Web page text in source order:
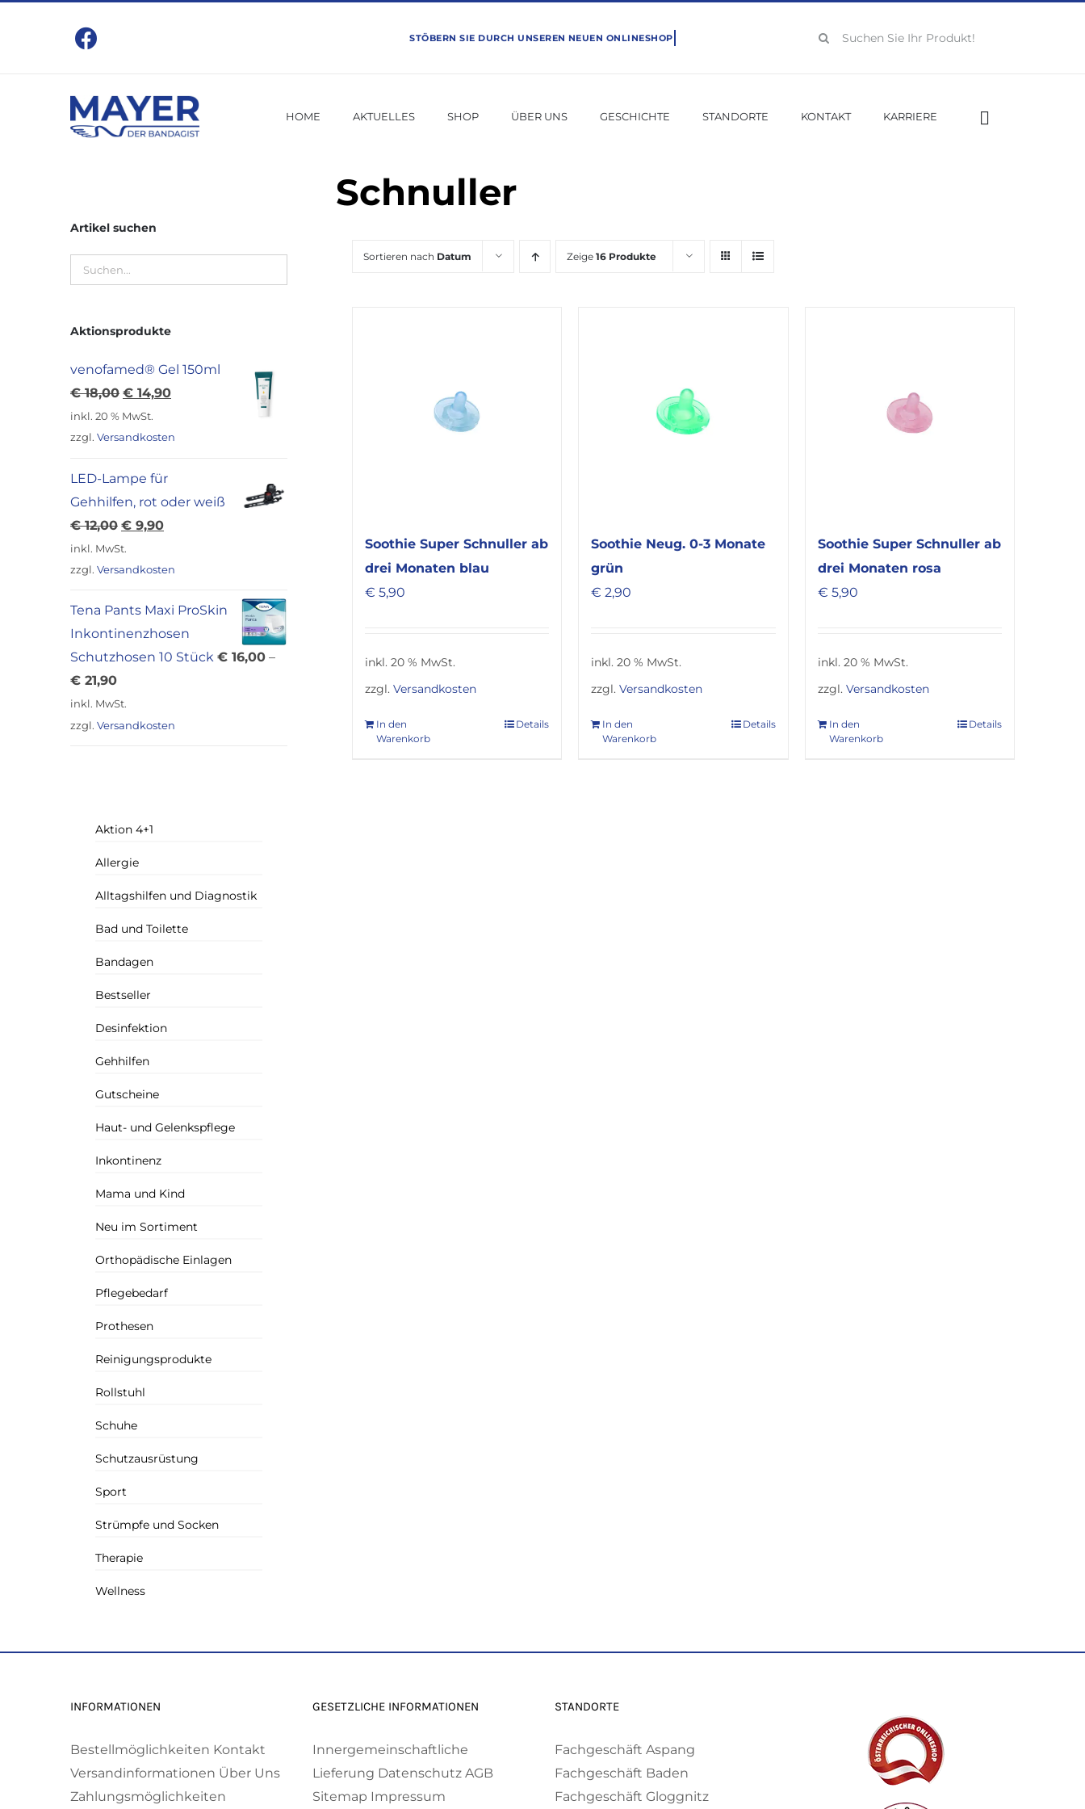
Suche
HOME AKTUELLES SHOP ÜBER UNS GESCHICHTE STANDORTE KONTAKT KARRIERE
Schnuller
Sortieren nach Datum Zeige16 Produkte
Soothie Super Schnuller ab
drei Monaten blau
€ 5,90
inkl. 20 % MwSt.
zzgl.Versandkosten
In den
Warenkorb
Details
Soothie Neug. 0-3 Monate
grün
€ 2,90
inkl. 20 % MwSt.
zzgl.Versandkosten
In den
Warenkorb
Details
Soothie Super Schnuller ab
drei Monaten rosa
€ 5,90
inkl. 20 % MwSt.
zzgl. Versandkosten
In den
Warenkorb
Details
Artikel suchen
Aktionsprodukte
venofamed® Gel 150ml
€18,00 Ursprünglicher
Preis
war:
€ 14,90Aktueller
ist:
inkl. 20 % MwSt.
zzgl. Versandkosten
LED-Lampe für
Gehhilfen, rot oder weiß
€12,00 Ursprünglicher
Preis
war:
€ 9,90Aktueller
ist:
inkl. MwSt.
zzgl. Versandkosten
Tena Pants Maxi ProSkin
Inkontinenzhosen
Schutzhosen 10 Stück € 16,00 –
€ 21,90
inkl. MwSt.
zzgl. Versandkosten
Aktion 4+1
Allergie
Alltagshilfen und Diagnostik
Bad und Toilette
Bandagen
Bestseller
Desinfektion
Gehhilfen
Gutscheine
Haut- und Gelenkspflege
Inkontinenz
Mama und Kind
Neu im Sortiment
Orthopädische Einlagen
Pflegebedarf
Prothesen
Reinigungsprodukte
Rollstuhl
Schuhe
Schutzausrüstung
Sport
Strümpfe und Socken
Therapie
Wellness
INFORMATIONEN
Bestellmöglichkeiten Kontakt
Versandinformationen Über Uns
Zahlungsmöglichkeiten
GESETZLICHE INFORMATIONEN
Innergemeinschaftliche
Lieferung Datenschutz AGB
Sitemap Impressum
STANDORTE
Fachgeschäft Aspang
Fachgeschäft Baden
Fachgeschäft Gloggnitz